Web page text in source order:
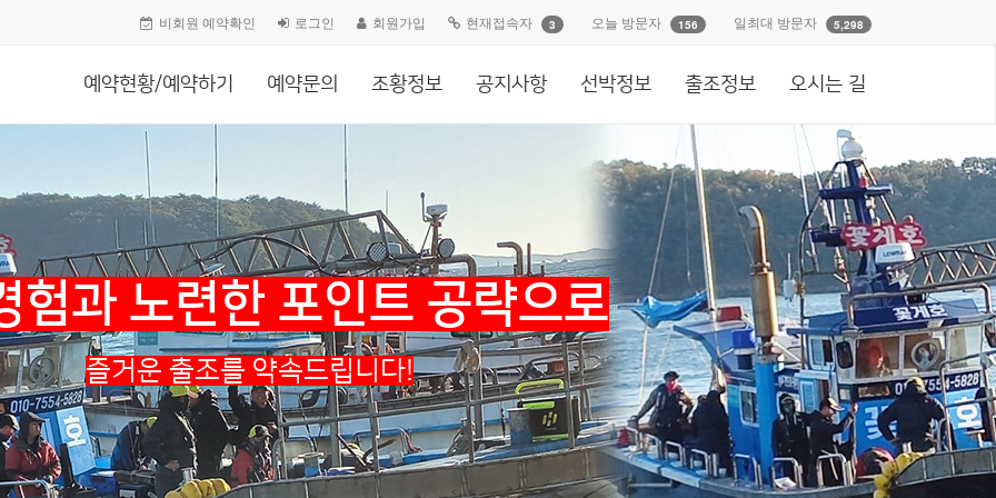
비회원 예약확인 로그인 회원가입 현재접속자 3 오늘 방문자 156 일최대 방문자 5,298
예약현황/예약하기 예약문의 조황정보 공지사항 선박정보 출조정보 오시는 길
험과 노련한 포인트 공략으로
즐거운 출조를 약속드립니다!